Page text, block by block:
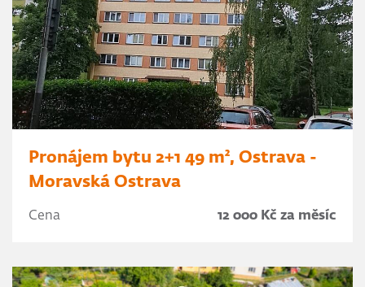
Pronájem bytu 2+1 49 m², Ostrava -
Moravská Ostrava
Cena 12 000 Kč za měsíc